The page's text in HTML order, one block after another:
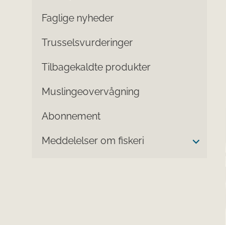
Faglige nyheder
Trusselsvurderinger
Tilbagekaldte produkter
Muslingeovervågning
Abonnement
Meddelelser om fiskeri